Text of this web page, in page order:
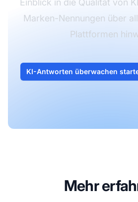
Einblick in die Qualität von
Marken-Nennungen über
Plattformen
KI-Antworten überwachen
Mehr